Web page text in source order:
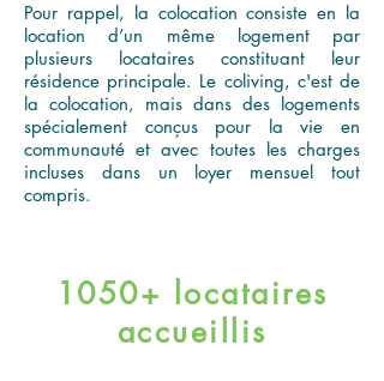
Pour rappel, la colocation consiste en la
location d’un même logement par
plusieurs locataires constituant leur
résidence principale. Le coliving, c'est de
la colocation, mais dans des logements
spécialement conçus pour la vie en
communauté et avec toutes les charges
incluses dans un loyer mensuel tout
compris.
1050+ locataires
accueillis